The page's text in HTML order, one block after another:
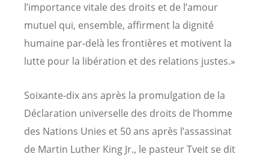
l’importance vitale des droits et de l’amour
mutuel qui, ensemble, affirment la dignité
humaine par-delà les frontières et motivent la
lutte pour la libération et des relations justes.»
Soixante-dix ans après la promulgation de la
Déclaration universelle des droits de l’homme
des Nations Unies et 50 ans après l’assassinat
de Martin Luther King Jr., le pasteur Tveit se dit